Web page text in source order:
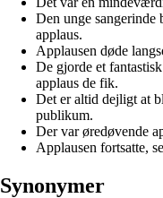
Den unge sangerinde
applaus.
Applausen døde
De gjorde et
applaus de fik.
Det er altid dejligt at
publikum.
Der var øredøvende
Applausen fortsatte,
Synonymer